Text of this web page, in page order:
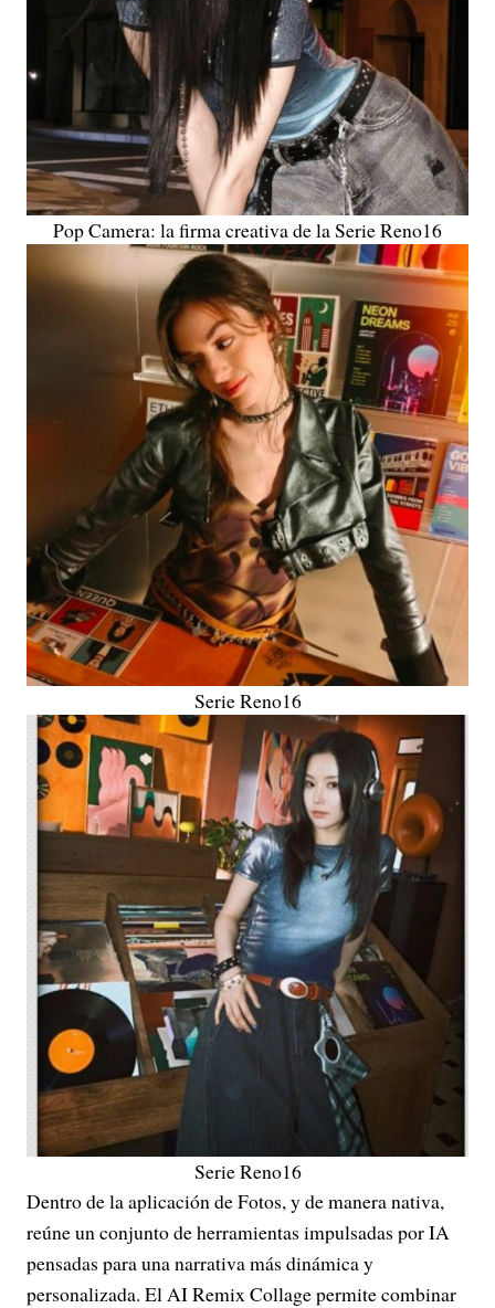
Pop Camera: la firma creativa de la Serie Reno16
Serie Reno16
Serie Reno16
Dentro de la aplicación de Fotos, y de manera nativa,
reúne un conjunto de herramientas impulsadas por IA
pensadas para una narrativa más dinámica y
personalizada. El AI Remix Collage permite combinar